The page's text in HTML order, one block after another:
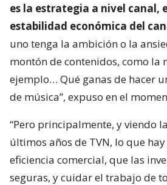
es la estrategia a nivel canal,
estabilidad económica del
uno tenga la ambición o la
montón de contenidos, como la
ejemplo… Qué ganas de hacer
de música”, expuso en el
“Pero principalmente, y viendo
últimos años de TVN, lo que
eficiencia comercial, que las
seguras, y cuidar el trabajo de